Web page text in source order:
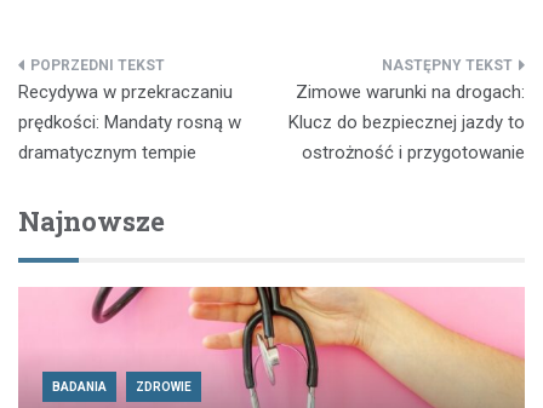
Nawigacja
wpisu
Recydywa w przekraczaniu
prędkości: Mandaty rosną w
dramatycznym tempie
Zimowe warunki na drogach:
Klucz do bezpiecznej jazdy to
ostrożność i przygotowanie
Najnowsze
BADANIA ZDROWIE